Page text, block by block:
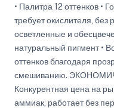
• Палитра 12 оттенков •
требует окислителя, без
осветленные и
натуральный пигмент •
оттенков благодаря
смешиванию.
Конкурентная цена на
аммиак, работает без